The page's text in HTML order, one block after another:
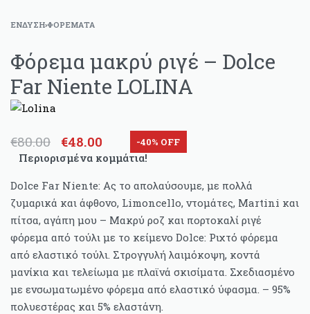
ΈΝΔΥΣΗ›ΦΟΡΈΜΑΤΑ
Φόρεμα μακρύ ριγέ – Dolce
Far Niente LOLINA
€80.00 €48.00 -40% OFF
Περιορισμένα κομμάτια!
Dolce Far Niente: Ας το απολαύσουμε, με πολλά
ζυμαρικά και άφθονο, Limoncello, ντομάτες, Martini και
πίτσα, αγάπη μου – Μακρύ ροζ και πορτοκαλί ριγέ
φόρεμα από τούλι με το κείμενο Dolce: Ριχτό φόρεμα
από ελαστικό τούλι. Στρογγυλή λαιμόκοψη, κοντά
μανίκια και τελείωμα με πλαϊνά σκισίματα. Σχεδιασμένο
με ενσωματωμένο φόρεμα από ελαστικό ύφασμα. – 95%
πολυεστέρας και 5% ελαστάνη.